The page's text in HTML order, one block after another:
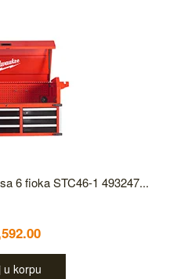
6 fioka STC46-1 493247...
u korpu